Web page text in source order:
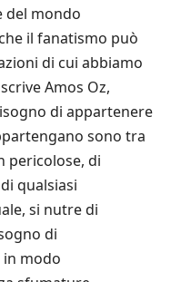
del mondo
il fanatismo può
di cui abbiamo
Amos Oz,
di appartenere
sono tra
pericolose, di
qualsiasi
si nutre di
di
modo